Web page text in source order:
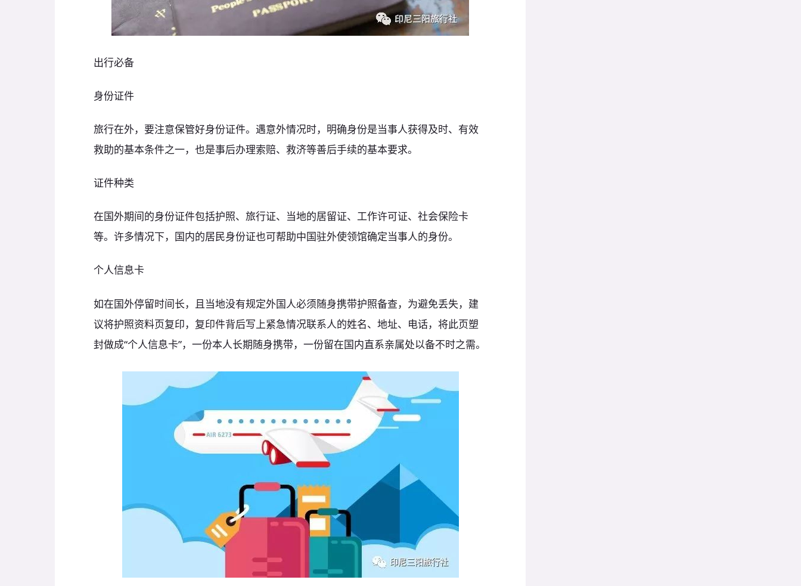
出行必备
身份证件
旅行在外，要注意保管好身份证件。遇意外情况时，明确身份是当事人获得及时、有效
救助的基本条件之一，也是事后办理索赔、救济等善后手续的基本要求。
证件种类
在国外期间的身份证件包括护照、旅行证、当地的居留证、工作许可证、社会保险卡
等。许多情况下，国内的居民身份证也可帮助中国驻外使领馆确定当事人的身份。
个人信息卡
如在国外停留时间长，且当地没有规定外国人必须随身携带护照备查，为避免丢失，建
议将护照资料页复印，复印件背后写上紧急情况联系人的姓名、地址、电话，将此页塑
封做成“个人信息卡”，一份本人长期随身携带，一份留在国内直系亲属处以备不时之需。